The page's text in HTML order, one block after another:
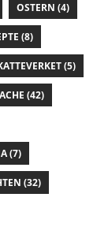
OSTERN (4)
(8)
(5)
(42)
(7)
(32)